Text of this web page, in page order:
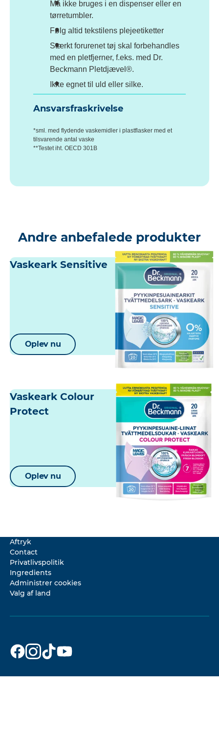
Må ikke bruges i en dispenser eller en
tørretumbler.
Følg altid tekstilens plejeetiketter
Stærkt forurenet tøj skal forbehandles
med en pletfjerner, f.eks. med Dr.
Beckmann Pletdjævel®.
Ikke egnet til uld eller silke.
Ansvarsfraskrivelse
*sml. med flydende vaskemidler i plastflasker med et
tilsvarende antal vaske
**Testet iht. OECD 301B
Andre anbefalede produkter
Vaskeark Sensitive
Oplev nu
Vaskeark Colour
Protect
Oplev nu
Aftryk
Contact
Privatlivspolitik
Ingredients
Administrer cookies
Valg af land
Dr. Beckmann
om
Dr. Beckmann
om
Dr. Beckmann
om
Dr. Beckmann